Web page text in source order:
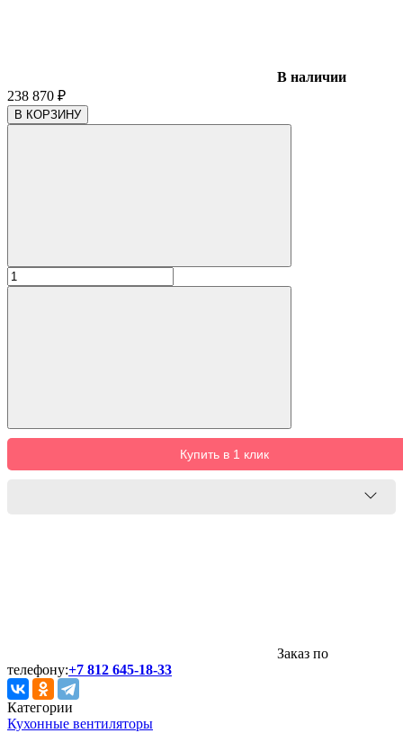
В наличии
238 870 ₽
В КОРЗИНУ
Купить в 1 клик
Заказ по
телефону:+7 812 645-18-33
Категории
Кухонные вентиляторы